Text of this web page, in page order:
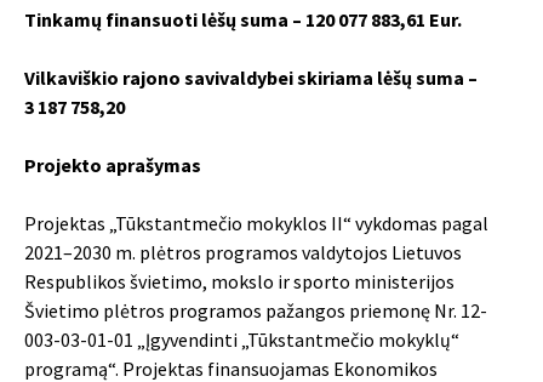
Tinkamų finansuoti lėšų suma – 120 077 883,61 Eur.
Vilkaviškio rajono savivaldybei skiriama lėšų suma –
3 187 758,20
Projekto aprašymas
Projektas „Tūkstantmečio mokyklos II“ vykdomas pagal
2021–2030 m. plėtros programos valdytojos Lietuvos
Respublikos švietimo, mokslo ir sporto ministerijos
Švietimo plėtros programos pažangos priemonę Nr. 12-
003-03-01-01 „Įgyvendinti „Tūkstantmečio mokyklų“
programą“. Projektas finansuojamas Ekonomikos